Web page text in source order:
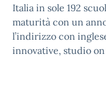
Italia in sole 192
maturità con un
l’indirizzo con
innovative, studio